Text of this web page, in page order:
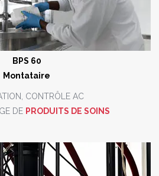
BPS 60
Montataire
CONTRÔLE AC
DE PRODUITS DE SOINS